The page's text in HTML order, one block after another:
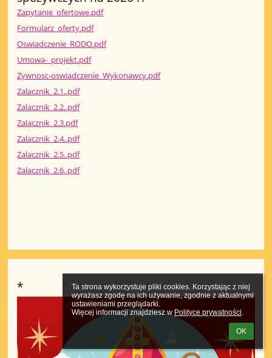
Ta strona wykorzystuje pliki cookies. Korzystając z niej
wyrażasz zgodę na ich używanie, zgodnie z aktualnymi
ustawieniami przeglądarki.
Więcej informacji znajdziesz w Polityce prywatności.
OK
Zapytanie_ofertowe.pdf
Formularz_oferty.pdf
Oswiadczenie_RODO.pdf
Umowa-_projekt.pdf
Zywnosc-oswiadczenie_Wykonawcy.pdf
Zalacznik_2.1..pdf
Zalacznik_2.2..pdf
Zalacznik_2.3.pdf
Zalacznik_2.4..pdf
Zalacznik_2.5..pdf
Zalacznik_2.6..pdf
*